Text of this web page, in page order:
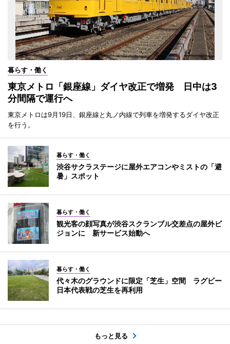
暮らす・働く
東京メトロ「銀座線」ダイヤ改正で増発 日中は3
分間隔で運行へ
東京メトロは9月19日、銀座線と丸ノ内線で列車を増発するダイヤ改正
を行う。
暮らす・働く
渋谷サクラステージに屋外エアコンやミストの「避
暑」スポット
暮らす・働く
観光客の顔写真が渋谷スクランブル交差点の屋外ビ
ジョンに 新サービス始動へ
暮らす・働く
代々木のグラウンドに限定「芝生」空間 ラグビー
日本代表戦の芝生を再利用
もっと見る